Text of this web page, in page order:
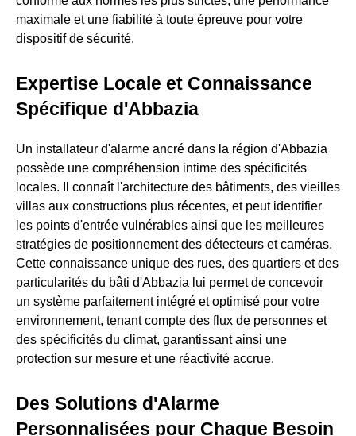
maximale et une fiabilité à toute épreuve pour votre
dispositif de sécurité.
Expertise Locale et Connaissance
Spécifique d'Abbazia
Un installateur d'alarme ancré dans la région d'Abbazia
possède une compréhension intime des spécificités
locales. Il connaît l'architecture des bâtiments, des vieilles
villas aux constructions plus récentes, et peut identifier
les points d'entrée vulnérables ainsi que les meilleures
stratégies de positionnement des détecteurs et caméras.
Cette connaissance unique des rues, des quartiers et des
particularités du bâti d'Abbazia lui permet de concevoir
un système parfaitement intégré et optimisé pour votre
environnement, tenant compte des flux de personnes et
des spécificités du climat, garantissant ainsi une
protection sur mesure et une réactivité accrue.
Des Solutions d'Alarme
Personnalisées pour Chaque Besoin